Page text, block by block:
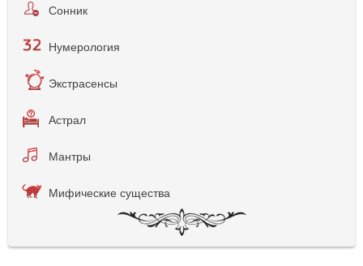
Сонник
Нумерология
Экстрасенсы
Астрал
Мантры
Мифические существа